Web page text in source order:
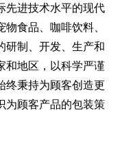
先进技术水平的现代
食品、咖啡饮料、
研制、开发、生产和
和地区，以科学严谨
终秉持为顾客创造更
为顾客产品的包装策